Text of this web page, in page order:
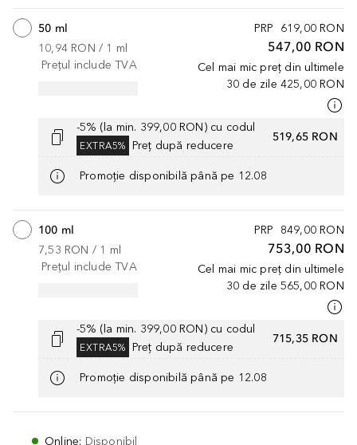
PRP 619,00 RON
547,00 RON
Cel mai mic preț din ultimele
30 de zile 425,00 RON
50 ml
10,94 RON / 1 ml
Prețul include TVA
-5% (la min. 399,00 RON) cu codul
EXTRA5% Preț după reducere
519,65 RON
Promoție disponibilă până pe 12.08
PRP 849,00 RON
753,00 RON
Cel mai mic preț din ultimele
30 de zile 565,00 RON
100 ml
7,53 RON / 1 ml
Prețul include TVA
-5% (la min. 399,00 RON) cu codul
EXTRA5% Preț după reducere
715,35 RON
Promoție disponibilă până pe 12.08
Online: Disponibil